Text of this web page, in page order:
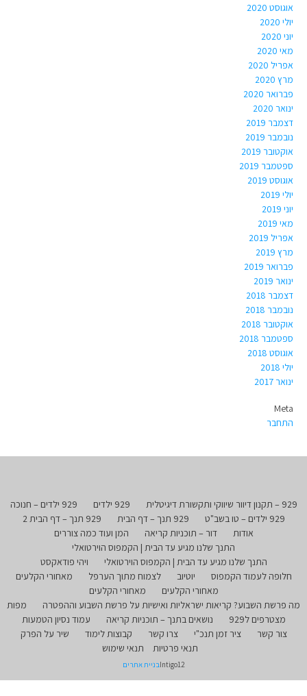
אוגוסט 2020
יולי 2020
יוני 2020
מאי 2020
אפריל 2020
מרץ 2020
פברואר 2020
ינואר 2020
דצמבר 2019
נובמבר 2019
אוקטובר 2019
ספטמבר 2019
אוגוסט 2019
יולי 2019
יוני 2019
מאי 2019
אפריל 2019
מרץ 2019
פברואר 2019
ינואר 2019
דצמבר 2018
נובמבר 2018
אוקטובר 2018
ספטמבר 2018
אוגוסט 2018
יולי 2018
ינואר 2017
Meta
התחבר
929 – תקנון דיוור שיווקי ותקשורת דיגיטלית 929 ילדים
929 ילדים – חנוכה
929 ילדים – טו בשב"ט
929 תנך – דף הבית
929 תנך – דף הבית 2
אודות
דור – תוכניות קריאה
המן ועוד כמה צוררים
התנך שלנו מגיע עד הבית | הקמפוס הוירטואלי
התנך שלנו מגיע עד הבית | הקמפוס הוירטואלי
ויהי פודאקסט
חלופה לעמוד הקמפוס
יוטיוב לצמוח מתוך הערפל
מאחורי הקלעים
מאחורי הקלעים
מאחורי הקלעים
מה פרשת השבוע? קריאות ישראליות ואישיות על פרשת השבוע וההפטרה
מפות
מצטרפים ל929
נושאים בתנך – תוכניות קריאה
עמוד נסיון הטמעות
צור קשר
ציר זמן תנכ"י צרו קשר קבוצות לימוד
שיר על הפרק
תנאי פרטיות
תנאי שימוש
Intigo12בניית אתרים